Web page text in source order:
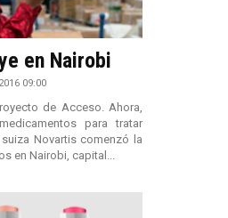
en Nairobi
09:00
de Acceso. Ahora,
para tratar
Novartis comenzó la
en Nairobi, capital...